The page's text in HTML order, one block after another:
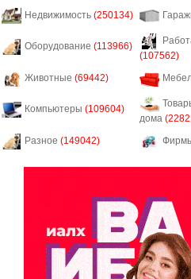
Недвижимость (250134)
Оборудование (113966)
(107562)
Животные (69442)
Компьютеры (109604)
дома
Разное (149042)